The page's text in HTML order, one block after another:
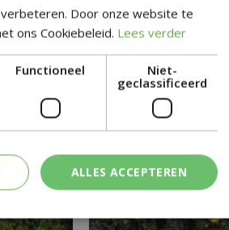
Door onze website te
ons Cookiebeleid. Lees verder
Functioneel
Niet-
geclassificeerd
ALLES ACCEPTEREN